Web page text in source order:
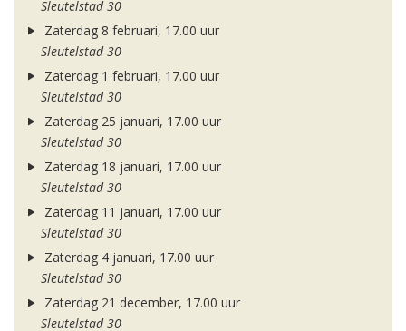
Sleutelstad 30
Zaterdag 8 februari, 17.00 uur
Sleutelstad 30
Zaterdag 1 februari, 17.00 uur
Sleutelstad 30
Zaterdag 25 januari, 17.00 uur
Sleutelstad 30
Zaterdag 18 januari, 17.00 uur
Sleutelstad 30
Zaterdag 11 januari, 17.00 uur
Sleutelstad 30
Zaterdag 4 januari, 17.00 uur
Sleutelstad 30
Zaterdag 21 december, 17.00 uur
Sleutelstad 30